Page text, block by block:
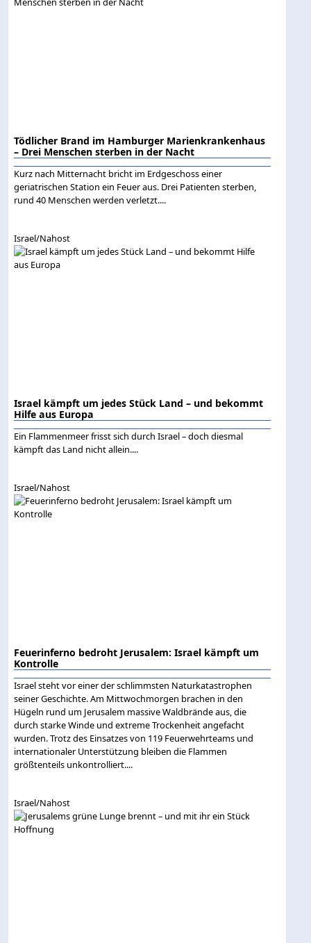
Tödlicher Brand im Hamburger Marienkrankenhaus
– Drei Menschen sterben in der Nacht
Kurz nach Mitternacht bricht im Erdgeschoss einer
geriatrischen Station ein Feuer aus. Drei Patienten sterben,
rund 40 Menschen werden verletzt....
Israel/Nahost
Israel kämpft um jedes Stück Land – und bekommt
Hilfe aus Europa
Ein Flammenmeer frisst sich durch Israel – doch diesmal
kämpft das Land nicht allein....
Israel/Nahost
Feuerinferno bedroht Jerusalem: Israel kämpft um
Kontrolle
Israel steht vor einer der schlimmsten Naturkatastrophen
seiner Geschichte. Am Mittwochmorgen brachen in den
Hügeln rund um Jerusalem massive Waldbrände aus, die
durch starke Winde und extreme Trockenheit angefacht
wurden. Trotz des Einsatzes von 119 Feuerwehrteams und
internationaler Unterstützung bleiben die Flammen
größtenteils unkontrolliert....
Israel/Nahost